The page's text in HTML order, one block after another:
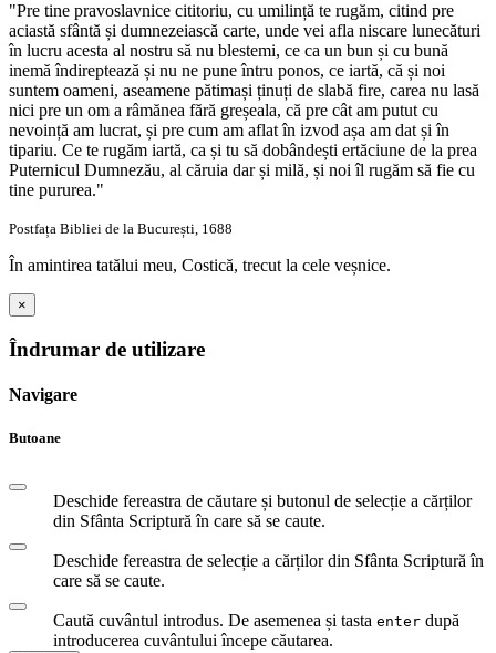
"Pre tine pravoslavnice cititoriu, cu umilință te rugăm, citind pre
aciastă sfântă și dumnezeiască carte, unde vei afla niscare lunecături
în lucru acesta al nostru să nu blestemi, ce ca un bun și cu bună
inemă îndireptează și nu ne pune întru ponos, ce iartă, că și noi
suntem oameni, aseamene pătimași ținuți de slabă fire, carea nu lasă
nici pre un om a râmănea fără greșeala, că pre cât am putut cu
nevoință am lucrat, și pre cum am aflat în izvod așa am dat și în
tipariu. Ce te rugăm iartă, ca și tu să dobândești ertăciune de la prea
Puternicul Dumnezău, al căruia dar și milă, și noi îl rugăm să fie cu
tine pururea."
Postfața Bibliei de la București, 1688
În amintirea tatălui meu, Costică, trecut la cele veșnice.
×
Îndrumar de utilizare
Navigare
Butoane
Deschide fereastra de căutare și butonul de selecție a cărților
din Sfânta Scriptură în care să se caute.
Deschide fereastra de selecție a cărților din Sfânta Scriptură în
care să se caute.
Caută cuvântul introdus. De asemenea și tasta enter după
introducerea cuvântului începe căutarea.